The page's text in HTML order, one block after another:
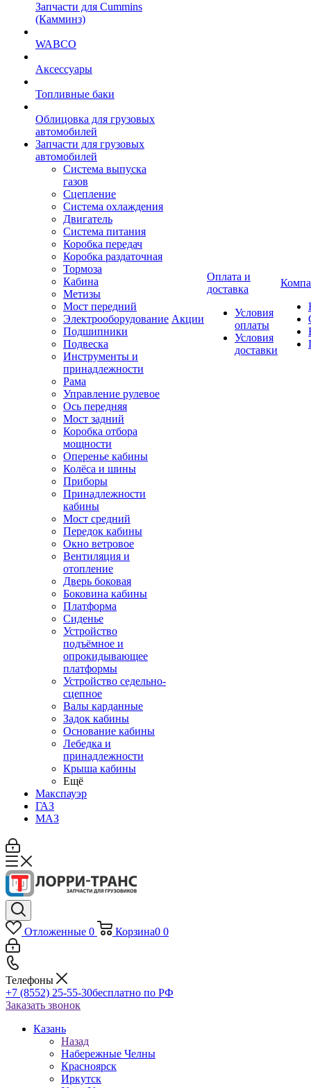
Запчасти для Cummins
(Камминз)
WABCO
Аксессуары
Топливные баки
Облицовка для грузовых
автомобилей
Запчасти для грузовых
автомобилей
Система выпуска
газов
Сцепление
Система охлаждения
Двигатель
Система питания
Коробка передач
Коробка раздаточная
Тормоза
Кабина
Метизы
Мост передний
Электрооборудование
Подшипники
Подвеска
Инструменты и
принадлежности
Рама
Управление рулевое
Ось передняя
Мост задний
Коробка отбора
мощности
Оперенье кабины
Колёса и шины
Приборы
Принадлежности
кабины
Мост средний
Передок кабины
Окно ветровое
Вентиляция и
отопление
Дверь боковая
Боковина кабины
Платформа
Сиденье
Устройство
подъёмное и
опрокидывающее
платформы
Устройство седельно-
сцепное
Валы карданные
Задок кабины
Основание кабины
Лебедка и
принадлежности
Крыша кабины
Ещё
Макспауэр
ГАЗ
МАЗ
Акции
Оплата и
доставка
Условия
оплаты
Условия
доставки
Отложенные 0 Корзина0 0
Телефоны
+7 (8552) 25-55-30бесплатно по РФ
Заказать звонок
Казань
Назад
Набережные Челны
Красноярск
Иркутск